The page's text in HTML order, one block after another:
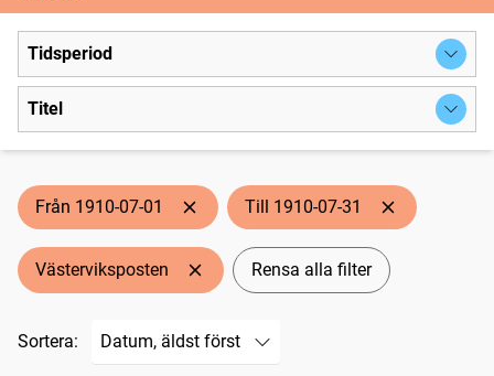
Tidsperiod
Titel
Från 1910-07-01 Till 1910-07-31
Västerviksposten Rensa alla filter
Sortera: